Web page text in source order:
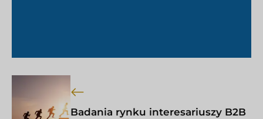
Badania rynku interesariuszy B2B